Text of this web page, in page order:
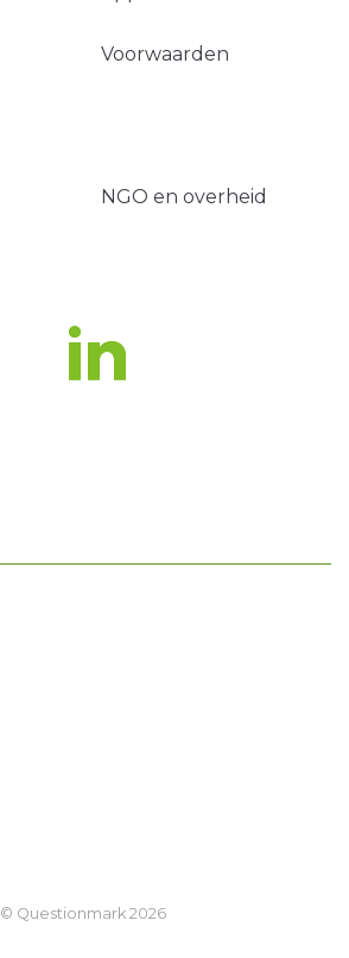
Voorwaarden
NGO en overheid
© Questionmark 2026